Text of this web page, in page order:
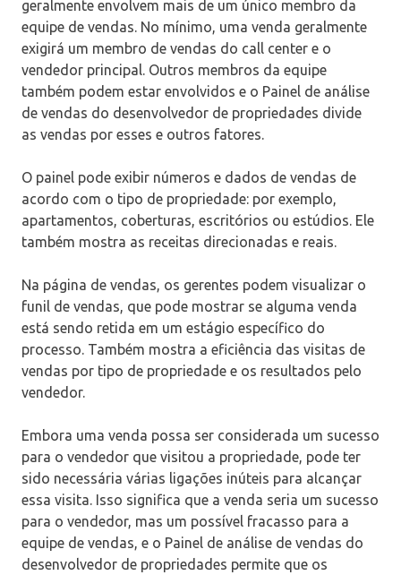
geralmente envolvem mais de um único membro da
equipe de vendas. No mínimo, uma venda geralmente
exigirá um membro de vendas do call center e o
vendedor principal. Outros membros da equipe
também podem estar envolvidos e o Painel de análise
de vendas do desenvolvedor de propriedades divide
as vendas por esses e outros fatores.
O painel pode exibir números e dados de vendas de
acordo com o tipo de propriedade: por exemplo,
apartamentos, coberturas, escritórios ou estúdios. Ele
também mostra as receitas direcionadas e reais.
Na página de vendas, os gerentes podem visualizar o
funil de vendas, que pode mostrar se alguma venda
está sendo retida em um estágio específico do
processo. Também mostra a eficiência das visitas de
vendas por tipo de propriedade e os resultados pelo
vendedor.
Embora uma venda possa ser considerada um sucesso
para o vendedor que visitou a propriedade, pode ter
sido necessária várias ligações inúteis para alcançar
essa visita. Isso significa que a venda seria um sucesso
para o vendedor, mas um possível fracasso para a
equipe de vendas, e o Painel de análise de vendas do
desenvolvedor de propriedades permite que os